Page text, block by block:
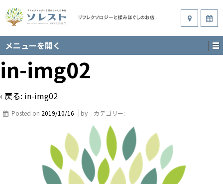
メニューを開く
in-img02
‹ 戻る: in-img02
Posted on 2019/10/16 by カテゴリー: